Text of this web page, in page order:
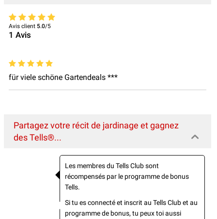
Avis client 5.0/5
1 Avis
für viele schöne Gartendeals ***
Partagez votre récit de jardinage et gagnez
des Tells®...
Les membres du Tells Club sont
récompensés par le programme de bonus
Tells.
Si tu es connecté et inscrit au Tells Club et au
programme de bonus, tu peux toi aussi